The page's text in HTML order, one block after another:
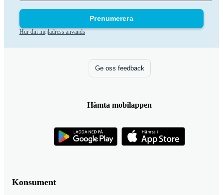
Prenumerera
Hur din mejladress används
Konsument
Ge oss feedback
Hämta mobilappen